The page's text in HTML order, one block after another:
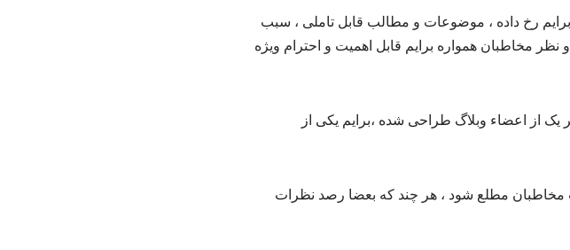
رخ داده ، موضوعات و مطالب قابل تاملی ، سبب
مخاطبان همواره برایم قابل اهمیت و احترام ویژه
یک از اعضاء وبلاگ طراحی شده ،برایم یکی از
مخاطبان مطلع شود ، هر چند که بعضا رصد نظرات